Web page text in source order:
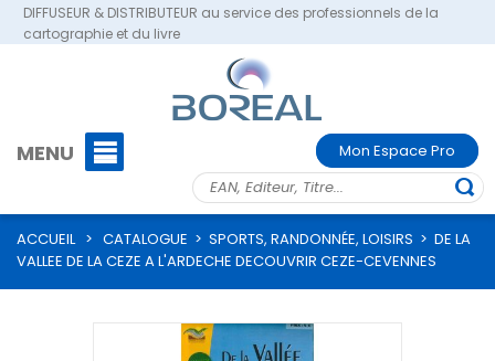
DIFFUSEUR & DISTRIBUTEUR au service des professionnels de la
cartographie et du livre
MENU Mon Espace Pro
ACCUEIL > CATALOGUE > SPORTS, RANDONNÉE, LOISIRS > DE LA
VALLEE DE LA CEZE A L'ARDECHE DECOUVRIR CEZE-CEVENNES